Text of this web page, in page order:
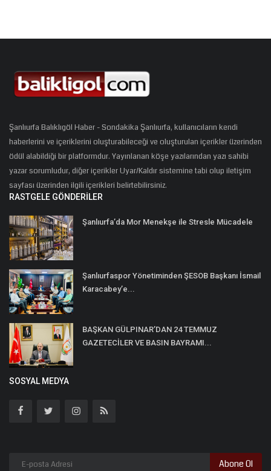
Şanlıurfa Balıklıgöl Haber - Sondakika Şanlıurfa, kullanıcıların kendi
haberlerini ve içeriklerini oluşturabileceği ve oluşturulan içerikler üzerinden
ödül alabildiği bir platformdur. Yayınlanan köşe yazılarından yazı sahibi
yazar sorumludur, diğer içerikler Uyar/Kaldır sistemine tabi olup iletişim
sayfası üzerinden ilgili içerikleri belirtebilirsiniz.
RASTGELE GÖNDERILER
Şanlıurfa’da Mor Menekşe ile Stresle Mücadele
Şanlıurfaspor Yönetiminden ŞESOB Başkanı İsmail
Karacabey’e...
BAŞKAN GÜLPINAR’DAN 24 TEMMUZ
GAZETECİLER VE BASIN BAYRAMI...
SOSYAL MEDYA
Abone Ol